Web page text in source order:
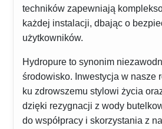
techników zapewniają
każdej instalacji, dbając o
użytkowników.
Hydropure to synonim
środowisko. Inwestycja w nasze
ku zdrowszemu stylowi życia
dzięki rezygnacji z wody
do współpracy i skorzystania z